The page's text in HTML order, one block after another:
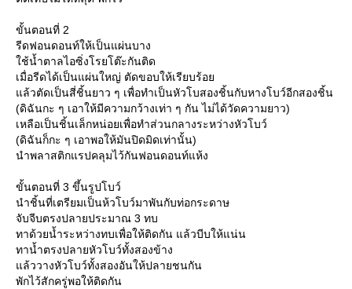
ขั้นตอนที่ 2
รีดฟอนดอนท์ให้เป็นแผ่นบาง
ช้น้ำตาลไอซิ่งโรยโต๊ะกันติด
เมื่อรีดได้เป็นแผ่นใหญ่ ตัดขอบให้เรียบร้อ
ล้วตัดเป็นสี่ชิ้นยาว ๆ เพื่อทำเป็นหัวโบสองชิ้นกับหางโบว์อีกสองชิ้น
(ดิฉันกะ ๆ เอาให้มีความกว้างเท่า ๆ กัน ไม่ได้วัดความยาว)
เหลือเป็นชิ้นเล็กหน่อยเพื่อทำส่วนกลางระหว่างหัวโบว์
(ดิฉันก็กะ ๆ เอาพอให้มันปิดมิดเท่านั้น)
นำพลาสติกแรปคลุมไว้กันฟอนดอนท์แห้ง
ขั้นตอนที่ 3 ขึ้นรูปโบว์
นำชิ้นที่เตรียมเป็นห้วโบว์มาพันกับท่อกระดาษ
จับจีบตรงปลายประมาณ 3 ทบ
ทาด้วยน้ำระหว่างทบเพื่อให้ติดกัน แล้วบีบให้แน่น
ทาน้ำตรงปลายหัวโบว์ทั้งสองข้าง
ล้ววางหัวโบว์ทั้งสองอันให้ปลายชนกัน
พักไว้สักครู่พอให้ติดกัน